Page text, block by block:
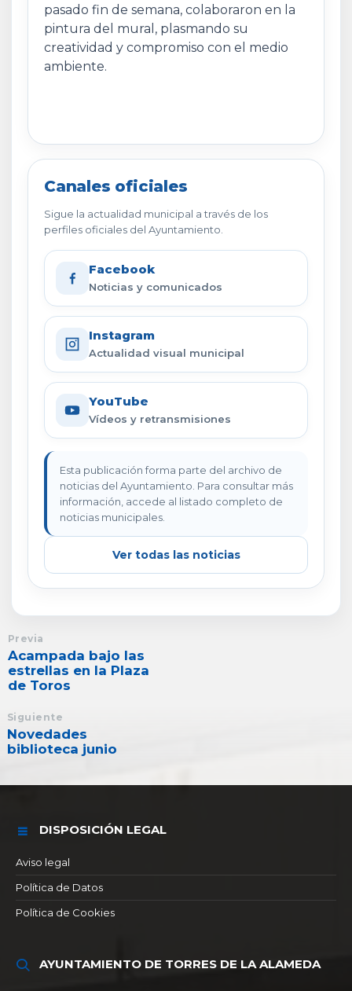
pasado fin de semana, colaboraron en la
pintura del mural, plasmando su
creatividad y compromiso con el medio
ambiente.
Canales oficiales
Sigue la actualidad municipal a través de los
perfiles oficiales del Ayuntamiento.
Facebook
Noticias y comunicados
Instagram
Actualidad visual municipal
YouTube
Vídeos y retransmisiones
Esta publicación forma parte del archivo de
noticias del Ayuntamiento. Para consultar más
información, accede al listado completo de
noticias municipales.
Ver todas las noticias
Previa
Acampada bajo las
estrellas en la Plaza
de Toros
Siguiente
Novedades
biblioteca junio
DISPOSICIÓN LEGAL
Aviso legal
Política de Datos
Política de Cookies
AYUNTAMIENTO DE TORRES DE LA ALAMEDA